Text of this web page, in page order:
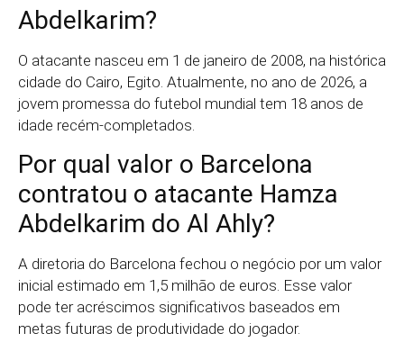
Abdelkarim?
O atacante nasceu em 1 de janeiro de 2008, na histórica
cidade do Cairo, Egito. Atualmente, no ano de 2026, a
jovem promessa do futebol mundial tem 18 anos de
idade recém-completados.
Por qual valor o Barcelona
contratou o atacante Hamza
Abdelkarim do Al Ahly?
A diretoria do Barcelona fechou o negócio por um valor
inicial estimado em 1,5 milhão de euros. Esse valor
pode ter acréscimos significativos baseados em
metas futuras de produtividade do jogador.